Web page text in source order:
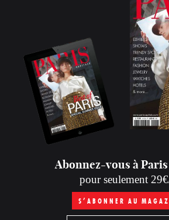
Abonnez-vous à
pour seulement
S’ABONNER AU